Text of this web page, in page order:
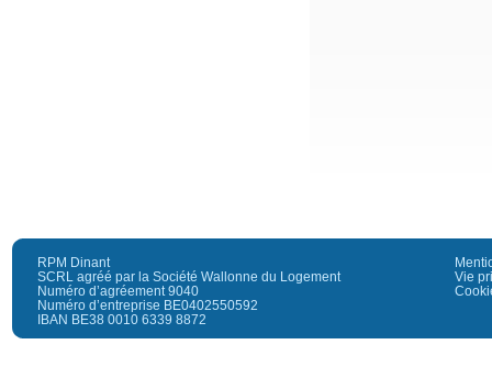
RPM Dinant
SCRL agréé par la Société Wallonne du Logement
Numéro d’agréement 9040
Numéro d’entreprise BE0402550592
IBAN BE38 0010 6339 8872
Vie